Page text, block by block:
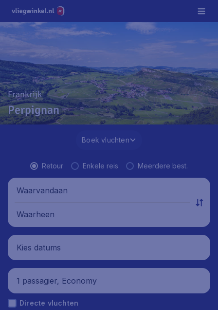
Frankrijk
Perpignan
Boek vluchten
Retour Enkele reis Meerdere best.
Waarvandaan
Waarheen
Kies datums
1 passagier, Economy
Directe vluchten